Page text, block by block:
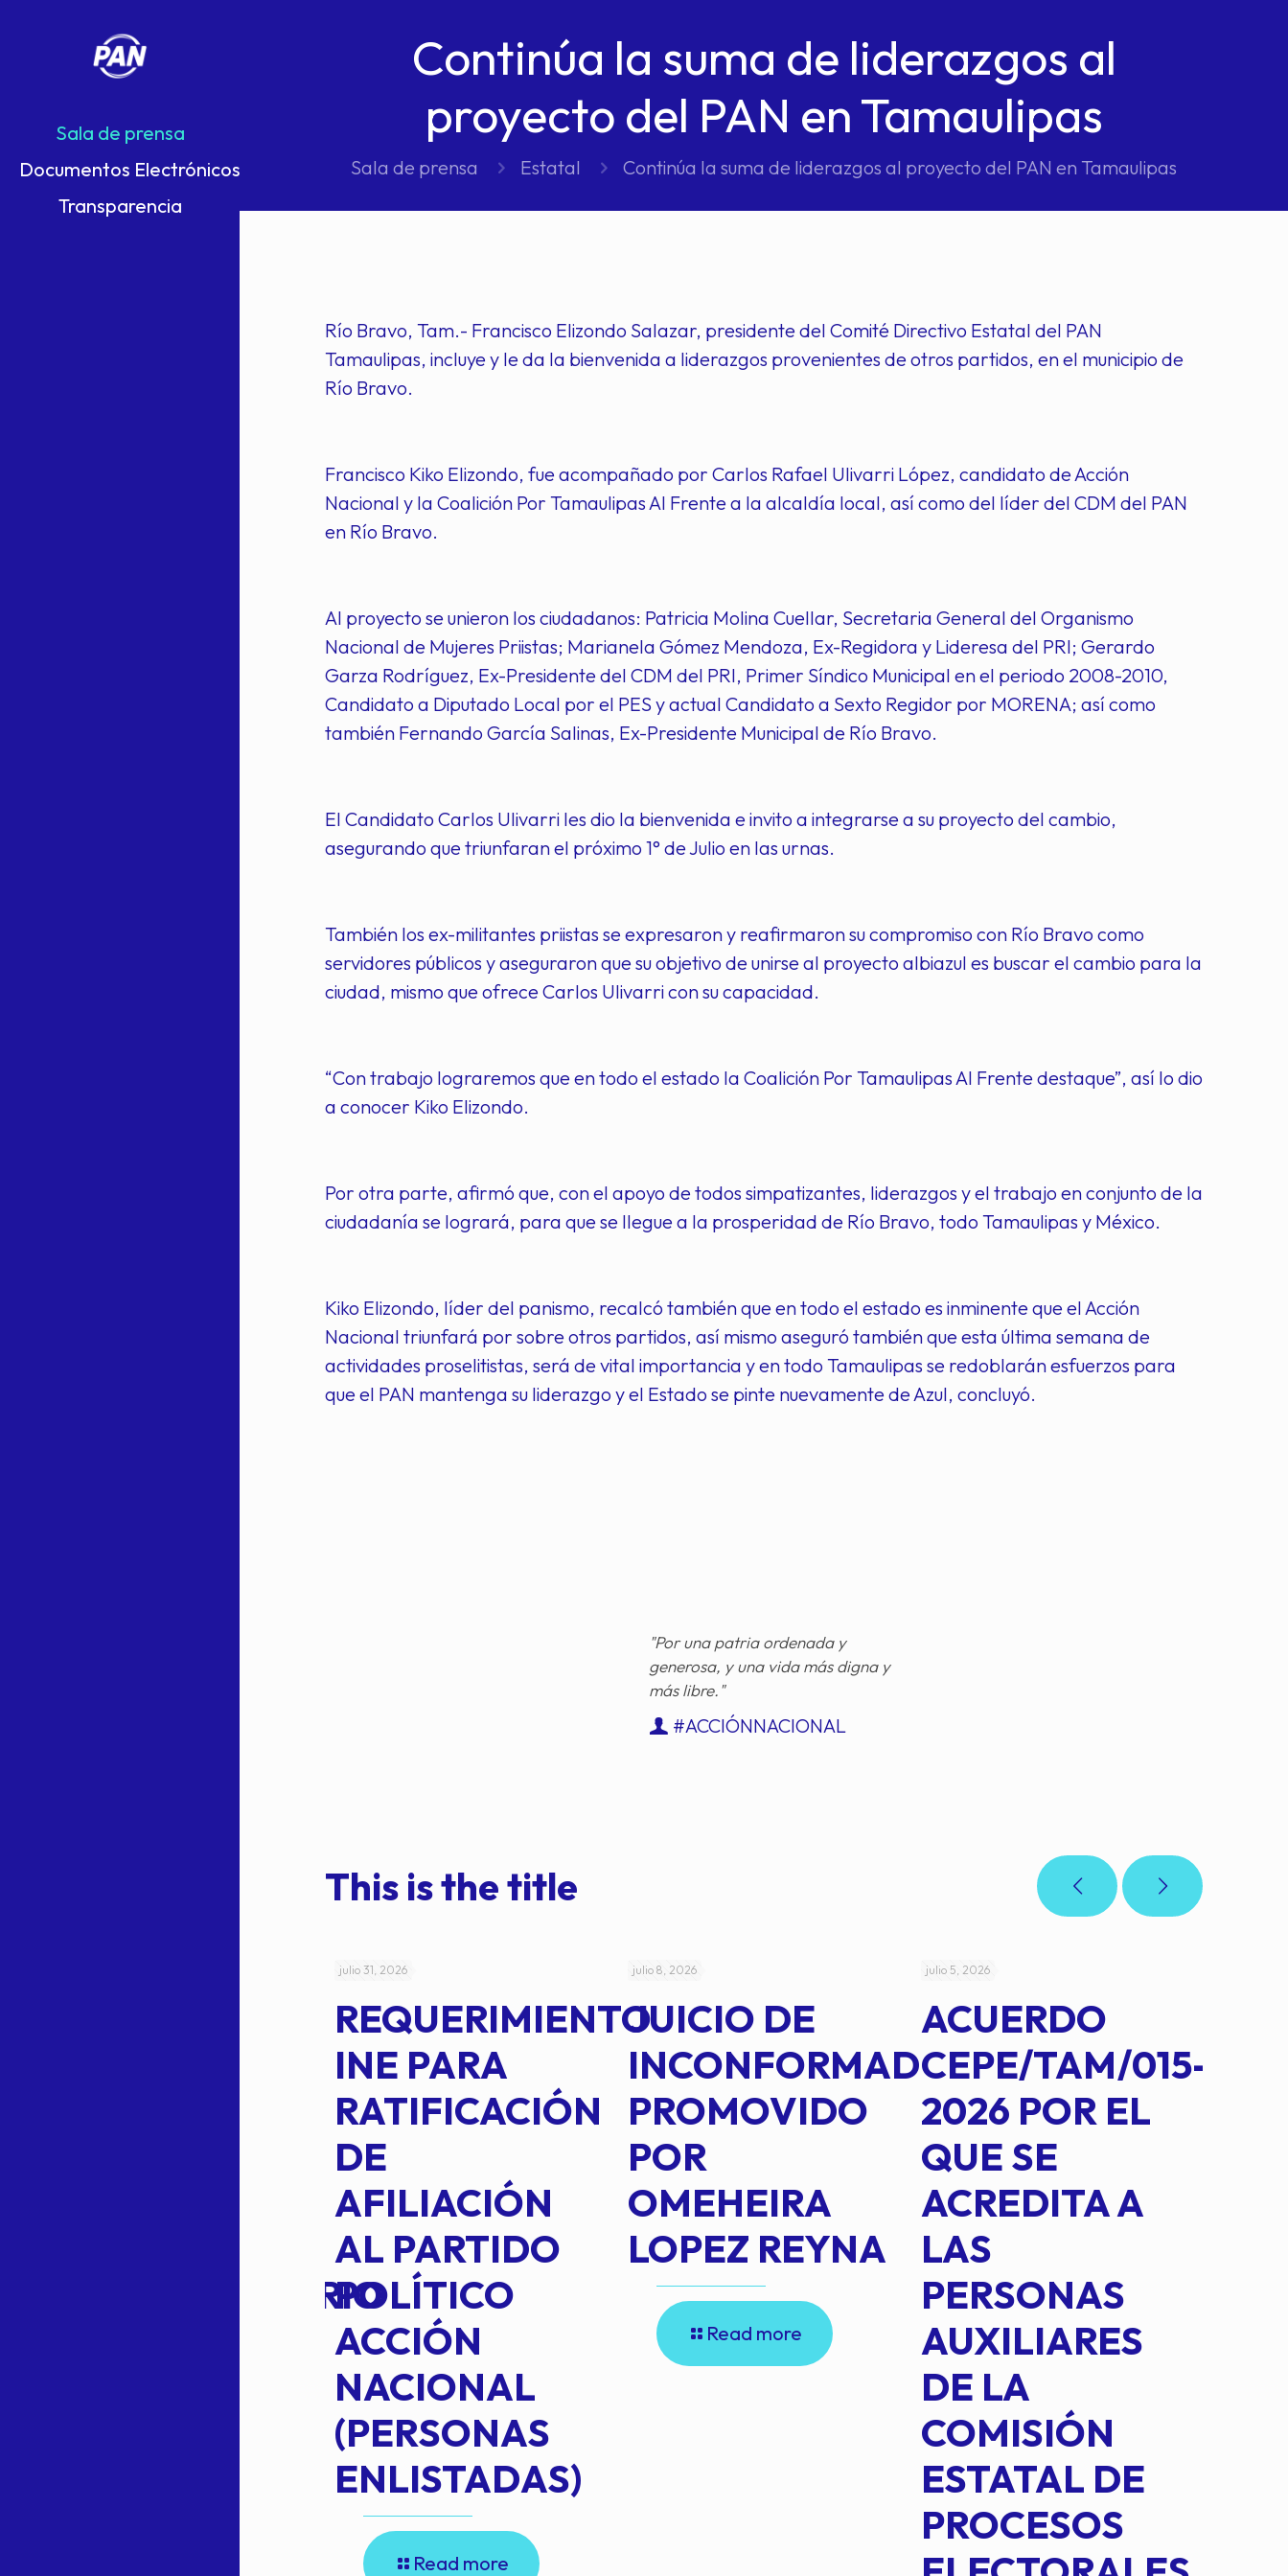
Sala de prensa
Documentos Electrónicos
Transparencia
Continúa la suma de liderazgos al
proyecto del PAN en Tamaulipas
Sala de prensa Estatal Continúa la suma de liderazgos al proyecto del PAN en Tamaulipas
Río Bravo, Tam.- Francisco Elizondo Salazar, presidente del Comité Directivo Estatal del PAN
Tamaulipas, incluye y le da la bienvenida a liderazgos provenientes de otros partidos, en el municipio de
Río Bravo.
Francisco Kiko Elizondo, fue acompañado por Carlos Rafael Ulivarri López, candidato de Acción
Nacional y la Coalición Por Tamaulipas Al Frente a la alcaldía local, así como del líder del CDM del PAN
en Río Bravo.
Al proyecto se unieron los ciudadanos: Patricia Molina Cuellar, Secretaria General del Organismo
Nacional de Mujeres Priistas; Marianela Gómez Mendoza, Ex-Regidora y Lideresa del PRI; Gerardo
Garza Rodríguez, Ex-Presidente del CDM del PRI, Primer Síndico Municipal en el periodo 2008-2010,
Candidato a Diputado Local por el PES y actual Candidato a Sexto Regidor por MORENA; así como
también Fernando García Salinas, Ex-Presidente Municipal de Río Bravo.
El Candidato Carlos Ulivarri les dio la bienvenida e invito a integrarse a su proyecto del cambio,
asegurando que triunfaran el próximo 1° de Julio en las urnas.
También los ex-militantes priistas se expresaron y reafirmaron su compromiso con Río Bravo como
servidores públicos y aseguraron que su objetivo de unirse al proyecto albiazul es buscar el cambio para la
ciudad, mismo que ofrece Carlos Ulivarri con su capacidad.
“Con trabajo lograremos que en todo el estado la Coalición Por Tamaulipas Al Frente destaque”, así lo dio
a conocer Kiko Elizondo.
Por otra parte, afirmó que, con el apoyo de todos simpatizantes, liderazgos y el trabajo en conjunto de la
ciudadanía se logrará, para que se llegue a la prosperidad de Río Bravo, todo Tamaulipas y México.
Kiko Elizondo, líder del panismo, recalcó también que en todo el estado es inminente que el Acción
Nacional triunfará por sobre otros partidos, así mismo aseguró también que esta última semana de
actividades proselitistas, será de vital importancia y en todo Tamaulipas se redoblarán esfuerzos para
que el PAN mantenga su liderazgo y el Estado se pinte nuevamente de Azul, concluyó.
"Por una patria ordenada y
generosa, y una vida más digna y
más libre."
#ACCIÓNNACIONAL
This is the title
EXTRAORDINARIO
julio 31, 2026
REQUERIMIENTO
INE PARA
RATIFICACIÓN
DE
AFILIACIÓN
AL PARTIDO
POLÍTICO
ACCIÓN
NACIONAL
(PERSONAS
ENLISTADAS)
Read more
julio 8, 2026
JUICIO DE
INCONFORMAD
PROMOVIDO
POR
OMEHEIRA
LOPEZ REYNA
Read more
julio 5, 2026
ACUERDO
CEPE/TAM/015-
2026 POR EL
QUE SE
ACREDITA A
LAS
PERSONAS
AUXILIARES
DE LA
COMISIÓN
ESTATAL DE
PROCESOS